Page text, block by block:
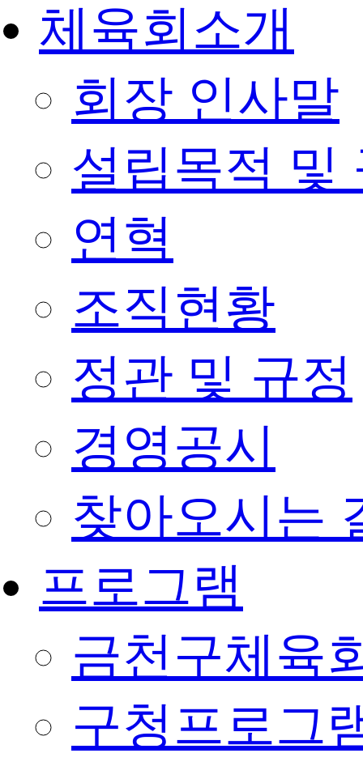
체육회소개
회장 인사말
설립목적 및
연혁
조직현황
정관 및 규정
경영공시
찾아오시는
프로그램
금천구체육
구청프로그